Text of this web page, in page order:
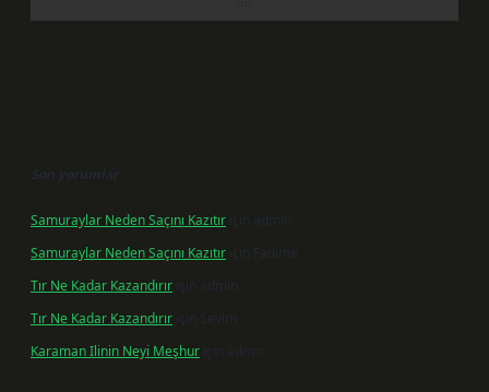
Son yorumlar
Samuraylar Neden Saçını Kazıtır için
admin
Samuraylar Neden Saçını Kazıtır için
Fadime
Tır Ne Kadar Kazandırır için
admin
Tır Ne Kadar Kazandırır için Sevim
Karaman Ilinin Neyi Meşhur için admin